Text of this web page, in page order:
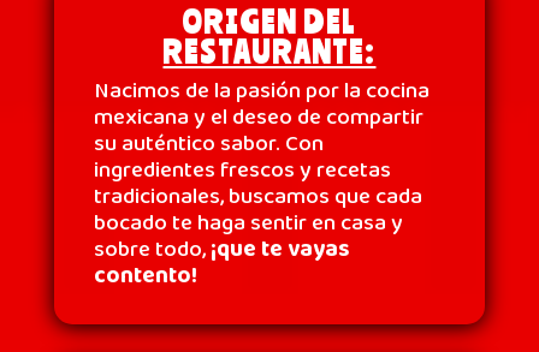
ORIGEN DEL
RESTAURANTE:
Nacimos de la pasión por la cocina
mexicana y el deseo de compartir
su auténtico sabor. Con
ingredientes frescos y recetas
tradicionales, buscamos que cada
bocado te haga sentir en casa y
sobre todo,¡que te vayas
contento!